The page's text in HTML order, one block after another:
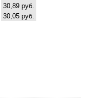
30,89 руб.
30,05 руб.